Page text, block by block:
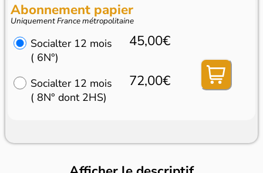
Abonnement papier
Uniquement France métropolitaine
Socialter 12 mois
( 6N°)
45,00€
Socialter 12 mois
( 8N° dont 2HS)
72,00€